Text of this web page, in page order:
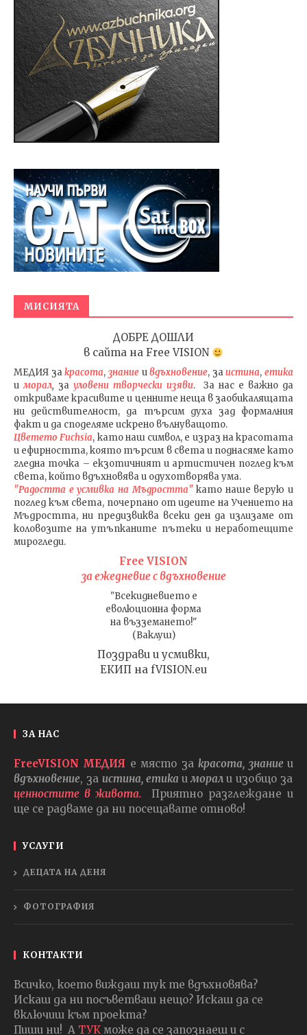
МИСИЯТА
ДОБРЕ ДОШЛИ
в сайта на Free VISION
МЕДИЯ закрасота, знаниеивдъхновение, заистина, етика
иморал, за уловени творчески изяви. За нас е важно да
откриваме красивите и ценните неща в заобикалящата
ни действителност, да търсим духа зад формалния
факт и да споделяме искрено вълнуващото.
Цветето Fuchsia, като наш символ, е израз на красотата
и ефирността, която търсим в света и поднасяме като
гледна точка – екзотичният и артистичен поглед към
света, който вдъхновява и одухотворява ума.
"Радостта е усмивка на Мъдростта"като наше верую и
поглед към света, почерпано от идеите на Учението на
Мъдростта, ни предизвиква всеки ден да излизаме от
коловозите на утъпканите пътеки и неработещите
мирогледи.
Free VISION
за ежедневие с вдъхновение
"Всекидневието е
еволюционна форма
на възземането!"
(Ваклуш)
Поздрави и усмивки,
ЕКИП на fVISION.eu
ЗА НАС
FreeVISION МЕДИЯ е място закрасота, знаниеи
вдъхновение, за истина, етика и морали изобщо за
ценностите в живота.
Приятно разглеждане и
ще се радваме да ни посещавате отново!
УСЛУГИ
ДЕЦАТА НА ДЕНЯ
ФОТОГРАФИЯ
КОНТАКТИ
Всичко, което виждаш тук те вдъхновява?
Искаш да ни посъветваш нещо? Искаш да се
включиш към проекта?
Пиши ни! А ТУК може да се запознаеш и с